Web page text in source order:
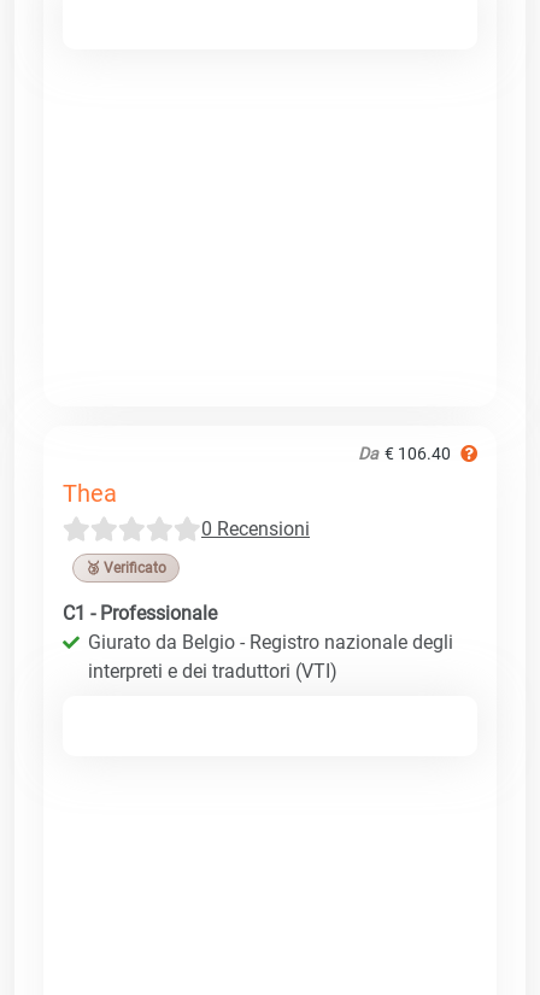
Da € 106.40
Thea
0 Recensioni
🥉 Verificato
C1 - Professionale
Giurato da Belgio - Registro nazionale degli
interpreti e dei traduttori (VTI)